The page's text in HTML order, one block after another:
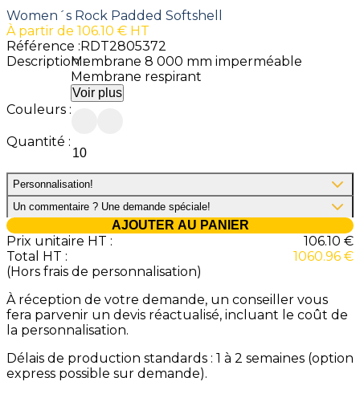
Women´s Rock Padded Softshell
À partir de 106.10 € HT
Référence :RDT2805372
Description :Membrane 8 000 mm imperméable
Membrane respirant
Voir plus
Couleurs :
Quantité :
Personnalisation!
Un commentaire ? Une demande spéciale!
AJOUTER AU PANIER
Prix unitaire HT : 106.10 €
Total HT :
1060.96 €
(Hors frais de personnalisation)
À réception de votre demande, un conseiller vous
fera parvenir un devis réactualisé, incluant le coût de
la personnalisation.
Délais de production standards : 1 à 2 semaines (option
express possible sur demande).